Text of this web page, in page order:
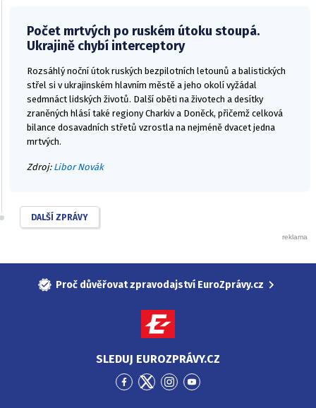
Počet mrtvých po ruském útoku stoupá.
Ukrajině chybí interceptory
Rozsáhlý noční útok ruských bezpilotních letounů a balistických
střel si v ukrajinském hlavním městě a jeho okolí vyžádal
sedmnáct lidských životů. Další oběti na životech a desítky
zraněných hlásí také regiony Charkiv a Doněck, přičemž celková
bilance dosavadních střetů vzrostla na nejméně dvacet jedna
mrtvých.
Zdroj: Libor Novák
DALŠÍ ZPRÁVY
Proč důvěřovat zpravodajství EuroZprávy.cz
SLEDUJ EUROZPRÁVY.CZ
PřejítPřejítPřejítPřejít